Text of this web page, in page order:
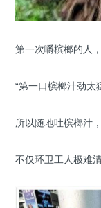
第一次嚼槟榔的人
“第一口槟榔汁劲太
所以随地吐槟榔汁
不仅环卫工人极难